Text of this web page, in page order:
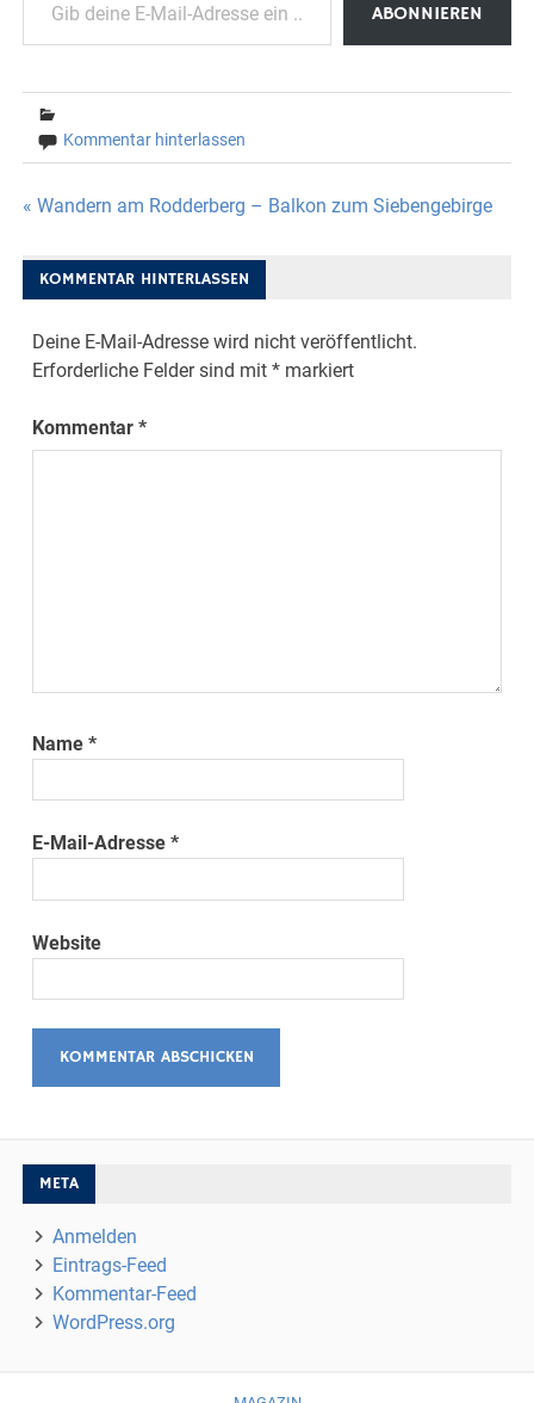
ABONNIEREN
Kommentar hinterlassen
Beitragsnavigation
« Wandern am Rodderberg – Balkon zum Siebengebirge
KOMMENTAR HINTERLASSEN
Deine E-Mail-Adresse wird nicht veröffentlicht.
Erforderliche Felder sind mit* markiert
Kommentar*
Name*
E-Mail-Adresse*
Website
META
Anmelden
Eintrags-Feed
Kommentar-Feed
WordPress.org